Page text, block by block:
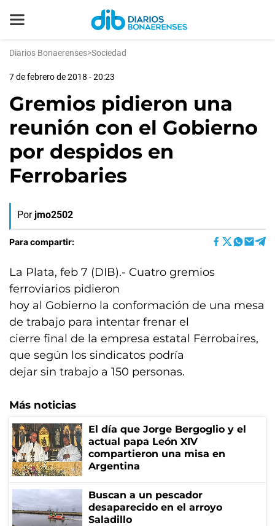
Diarios Bonaerenses>Sociedad
7 de febrero de 2018 - 20:23
Gremios pidieron una
reunión con el Gobierno
por despidos en
Ferrobaries
Por jmo2502
Para compartir:
La Plata, feb 7 (DIB).- Cuatro gremios
ferroviarios pidieron
hoy al Gobierno la conformación de una mesa
de trabajo para intentar frenar el
cierre final de la empresa estatal Ferrobaires,
que según los sindicatos podría
dejar sin trabajo a 150 personas.
Más noticias
El día que Jorge Bergoglio y el
actual papa León XIV
compartieron una misa en
Argentina
Buscan a un pescador
desaparecido en el arroyo
Saladillo